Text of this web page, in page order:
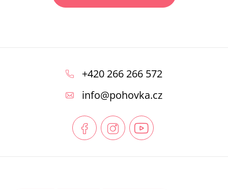
+420 266 266 572
info@pohovka.cz